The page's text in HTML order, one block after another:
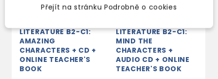
BLACK CAT
LITERATURE B2-C1:
AMAZING
CHARACTERS + CD +
ONLINE TEACHER'S
BOOK
LITERATURE B2-C1:
MIND THE
CHARACTERS +
AUDIO CD + ONLINE
TEACHER'S BOOK
Přejít na stránku Podrobně o cookies